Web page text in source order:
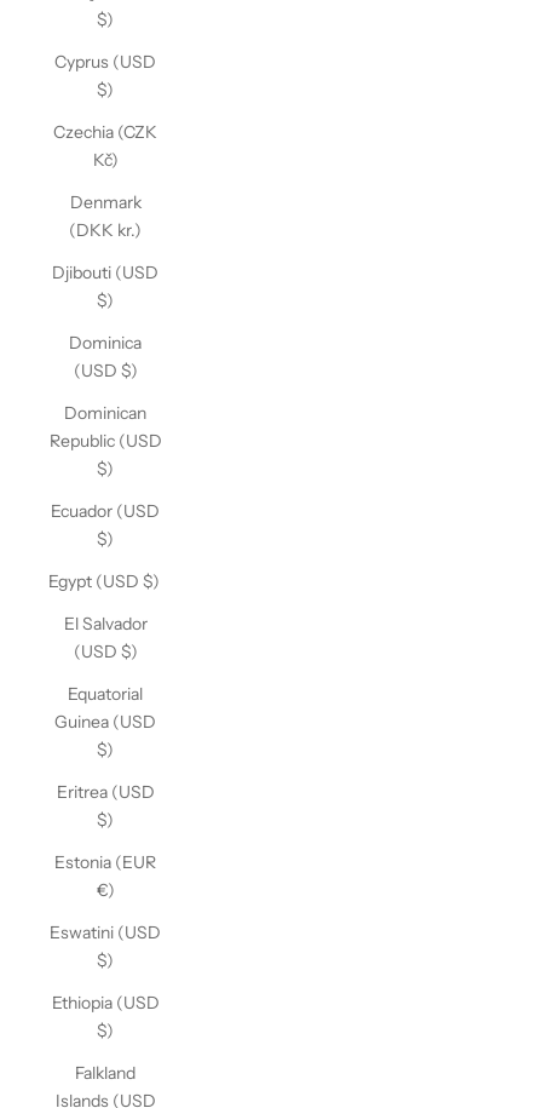
$)
Cyprus (USD
$)
Czechia (CZK
Kč)
Denmark
(DKK kr.)
Djibouti (USD
$)
Dominica
(USD $)
Dominican
Republic (USD
$)
Ecuador (USD
$)
Egypt (USD $)
El Salvador
(USD $)
Equatorial
Guinea (USD
$)
Eritrea (USD
$)
Estonia (EUR
€)
Eswatini (USD
$)
Ethiopia (USD
$)
Falkland
Islands (USD